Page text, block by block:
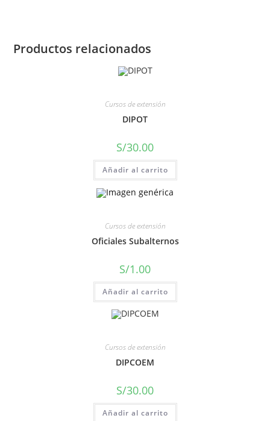
Productos relacionados
Cursos de extensión
DIPOT
S/30.00
Añadir al carrito
Cursos de extensión
Oficiales Subalternos
S/1.00
Añadir al carrito
Cursos de extensión
DIPCOEM
S/30.00
Añadir al carrito